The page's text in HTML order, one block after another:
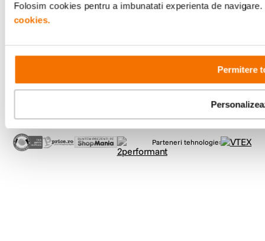
Folosim cookies pentru a imbunatati experienta de
cookies.
Permitere
09:00 - 21:00
Showroom
Copyright © F64 2001 - 2026
Parteneri tehnologie: